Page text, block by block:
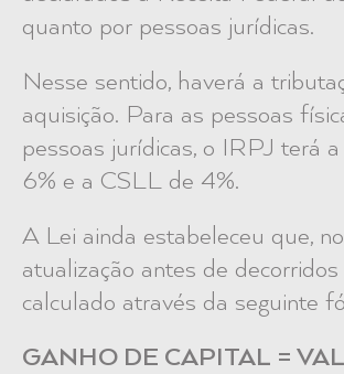
quanto por pessoas jurídicas.
Nesse sentido, haverá a
aquisição. Para as pessoas
pessoas jurídicas, o IRPJ terá
6% e a CSLL de 4%.
A Lei ainda estabeleceu que,
atualização antes de
calculado através da seguinte
GANHO DE CAPITAL =